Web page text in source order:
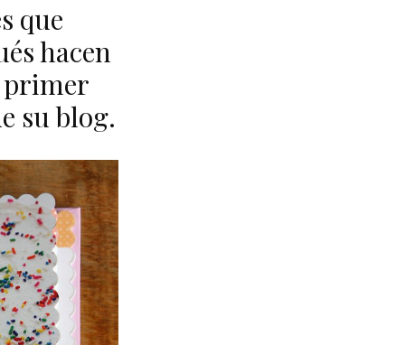
que
hacen
primer
su blog.